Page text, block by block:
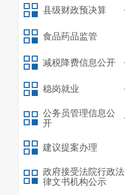
县级财政预决算
食品药品监管
减税降费信息公开
稳岗就业
公务员管理信息公
开
建议提案办理
政府接受法院行政法
律文书机构公示